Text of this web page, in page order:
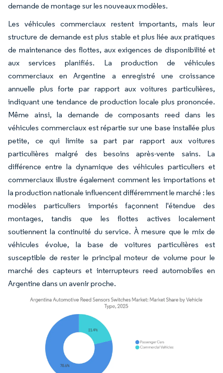
demande de montage sur les nouveaux modèles.
Les véhicules commerciaux restent importants, mais leur
structure de demande est plus stable et plus liée aux pratiques
de maintenance des flottes, aux exigences de disponibilité et
aux services planifiés. La production de véhicules
commerciaux en Argentine a enregistré une croissance
annuelle plus forte par rapport aux voitures particulières,
indiquant une tendance de production locale plus prononcée.
Même ainsi, la demande de composants reed dans les
véhicules commerciaux est répartie sur une base installée plus
petite, ce qui limite sa part par rapport aux voitures
particulières malgré des besoins après-vente sains. La
différence entre la dynamique des véhicules particuliers et
commerciaux illustre également comment les importations et
la production nationale influencent différemment le marché : les
modèles particuliers importés façonnent l'étendue des
montages, tandis que les flottes actives localement
soutiennent la continuité du service. À mesure que le mix de
véhicules évolue, la base de voitures particulières est
susceptible de rester le principal moteur de volume pour le
marché des capteurs et interrupteurs reed automobiles en
Argentine dans un avenir proche.